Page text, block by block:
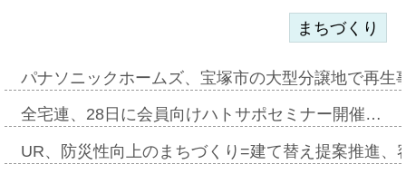
まちづくり
パナソニックホームズ、宝塚市の大型分譲地で再
全宅連、28日に会員向けハトサポセミナー開催…
UR、防災性向上のまちづくり=建て替え提案推進